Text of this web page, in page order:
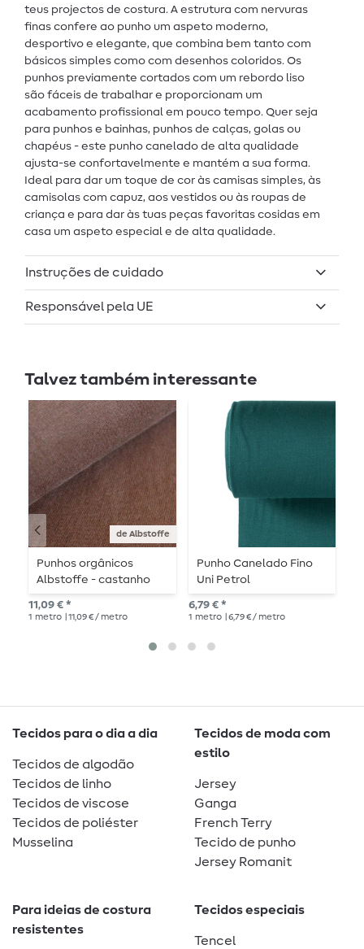
teus projectos de costura. A estrutura com nervuras
finas confere ao punho um aspeto moderno,
desportivo e elegante, que combina bem tanto com
básicos simples como com desenhos coloridos. Os
punhos previamente cortados com um rebordo liso
são fáceis de trabalhar e proporcionam um
acabamento profissional em pouco tempo. Quer seja
para punhos e bainhas, punhos de calças, golas ou
chapéus - este punho canelado de alta qualidade
ajusta-se confortavelmente e mantém a sua forma.
Ideal para dar um toque de cor às camisas simples, às
camisolas com capuz, aos vestidos ou às roupas de
criança e para dar às tuas peças favoritas cosidas em
casa um aspeto especial e de alta qualidade.
Instruções de cuidado
Responsável pela UE
Talvez também interessante
de Albstoffe
Punhos orgânicos
Albstoffe - castanho
liso
11,09 € *
1 metro | 11,09 € / metro
Punho Canelado Fino
Uni Petrol
6,79 € *
1 metro | 6,79 € / metro
Tecidos para o dia a dia
Tecidos de algodão
Tecidos de linho
Tecidos de viscose
Tecidos de poliéster
Musselina
Tecidos de moda com
estilo
Jersey
Ganga
French Terry
Tecido de punho
Jersey Romanit
Para ideias de costura
resistentes
Tecidos especiais
Tencel